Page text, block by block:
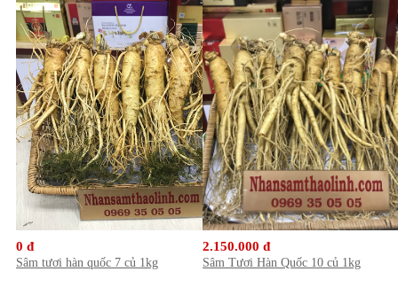
0 đ
Sâm tươi hàn quốc 7 củ 1kg
2.150.000 đ
Sâm Tươi Hàn Quốc 10 củ 1kg